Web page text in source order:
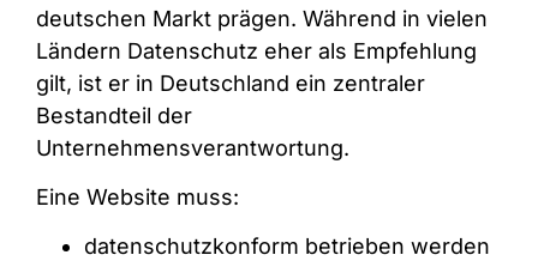
deutschen Markt prägen. Während in vielen
Ländern Datenschutz eher als Empfehlung
gilt, ist er in Deutschland ein zentraler
Bestandteil der
Unternehmensverantwortung.
Eine Website muss:
datenschutzkonform betrieben werden